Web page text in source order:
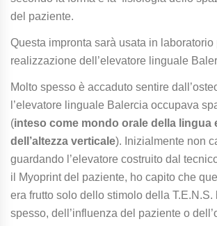
del paziente.
Questa impronta sarà usata in laboratorio
realizzazione dell’elevatore linguale
Molto spesso è accaduto sentire
l’elevatore linguale Balercia occupava
(inteso come mondo orale della lingua
dell’altezza verticale). Inizialmente non
guardando l’elevatore costruito dal
il Myoprint del paziente, ho capito che
era frutto solo dello stimolo della T.E.N.S.
spesso, dell’influenza del paziente o